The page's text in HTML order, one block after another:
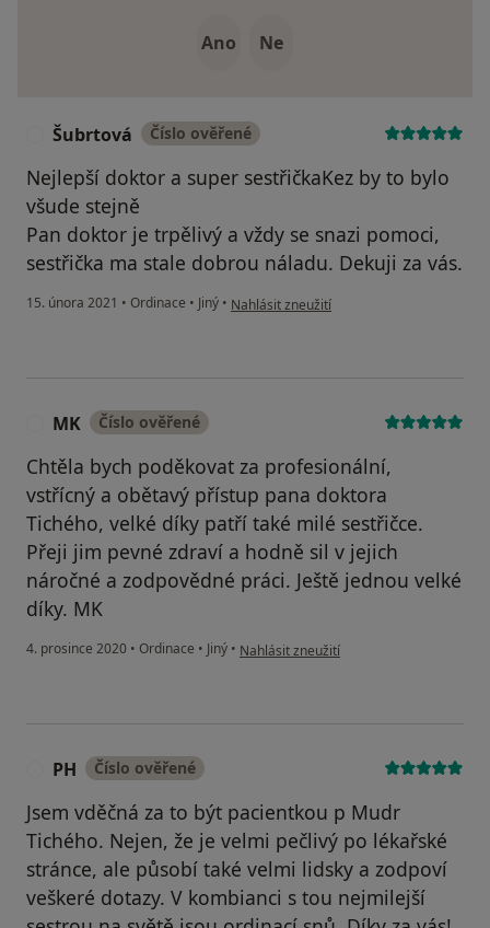
Ano Ne
Šubrtová Číslo ověřené
Nejlepší doktor a super sestřičkaKez by to bylo
všude stejně
Pan doktor je trpělivý a vždy se snazi pomoci,
sestřička ma stale dobrou náladu. Dekuji za vás.
15. února 2021 • Ordinace • Jiný • podle názoru uživatele Šubrtová
Nahlásit zneužití
MK Číslo ověřené
Chtěla bych poděkovat za profesionální,
vstřícný a obětavý přístup pana doktora
Tichého, velké díky patří také milé sestřičce.
Přeji jim pevné zdraví a hodně sil v jejich
náročné a zodpovědné práci. Ještě jednou velké
díky. MK
4. prosince 2020 • Ordinace • Jiný • podle názoru uživatele MK
Nahlásit zneužití
PH Číslo ověřené
Jsem vděčná za to být pacientkou p Mudr
Tichého. Nejen, že je velmi pečlivý po lékařské
stránce, ale působí také velmi lidsky a zodpoví
veškeré dotazy. V kombianci s tou nejmilejší